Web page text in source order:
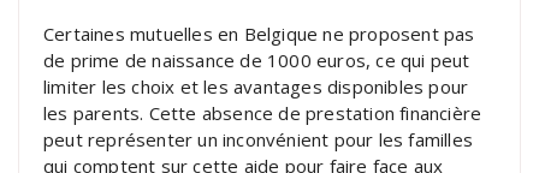
Certaines mutuelles en Belgique ne proposent pas
de prime de naissance de 1000 euros, ce qui peut
limiter les choix et les avantages disponibles pour
les parents. Cette absence de prestation financière
peut représenter un inconvénient pour les familles
qui comptent sur cette aide pour faire face aux